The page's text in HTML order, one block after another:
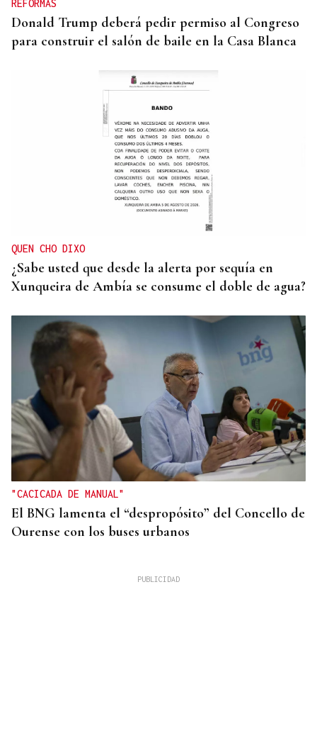
REFORMAS
Donald Trump deberá pedir permiso al Congreso
para construir el salón de baile en la Casa Blanca
QUEN CHO DIXO
¿Sabe usted que desde la alerta por sequía en
Xunqueira de Ambía se consume el doble de agua?
"CACICADA DE MANUAL"
El BNG lamenta el “despropósito” del Concello de
Ourense con los buses urbanos